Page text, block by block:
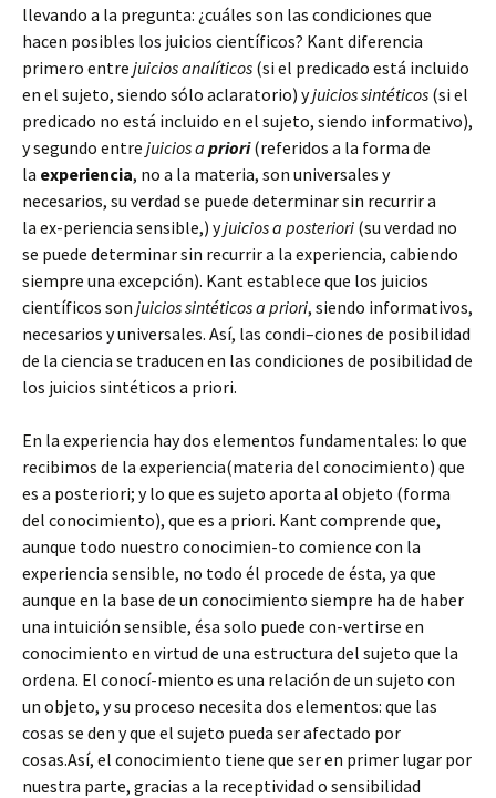
llevando a la pregunta: ¿cuáles son las condiciones que
hacen posibles los juicios científicos? Kant diferencia
primero entre juicios analíticos (si el predicado está incluido
en el sujeto, siendo sólo aclaratorio) yjuicios sintéticos (si el
predicado no está incluido en el sujeto, siendo informativo),
y segundo entre juicios a priori(referidos a la forma de
la experiencia, no a la materia, son universales y
necesarios, su verdad se puede determinar sin recurrir a
la ex-periencia sensible,) yjuicios a posteriori (su verdad no
se puede determinar sin recurrir a la experiencia, cabiendo
siempre una excepción). Kant establece que los juicios
científicos son juicios sintéticos a priori, siendo informativos,
necesarios y universales. Así, las condi–ciones de posibilidad
de la ciencia se traducen en las condiciones de posibilidad de
los juicios sintéticos a priori.
En la experiencia hay dos elementos fundamentales: lo que
recibimos de la experiencia(materia del conocimiento) que
es a posteriori; y lo que es sujeto aporta al objeto (forma
del conocimiento), que es a priori. Kant comprende que,
aunque todo nuestro conocimien-to comience con la
experiencia sensible, no todo él procede de ésta, ya que
aunque en la base de un conocimiento siempre ha de haber
una intuición sensible, ésa solo puede con-vertirse en
conocimiento en virtud de una estructura del sujeto que la
ordena. El conocí-miento es una relación de un sujeto con
un objeto, y su proceso necesita dos elementos: que las
cosas se den y que el sujeto pueda ser afectado por
cosas.Así, el conocimiento tiene que ser en primer lugar por
nuestra parte, gracias a la receptividad o sensibilidad